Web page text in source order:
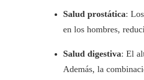
Salud prostática: Los
en los hombres,
Salud digestiva: El
Además, la